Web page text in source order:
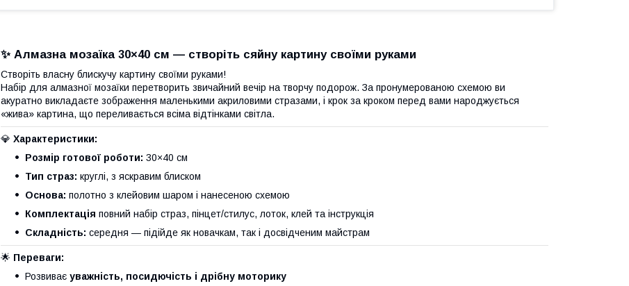
✨ Алмазна мозаїка 30×40 см — створіть сяйну картину своїми руками
Створіть власну блискучу картину своїми руками!
Набір для алмазної мозаїки перетворить звичайний вечір на творчу подорож. За пронумерованою схемою ви
акуратно викладаєте зображення маленькими акриловими стразами, і крок за кроком перед вами народжується
«жива» картина, що переливається всіма відтінками світла.
💎 Характеристики:
Розмір готової роботи: 30×40 см
Тип страз: круглі, з яскравим блиском
Основа: полотно з клейовим шаром і нанесеною схемою
Комплектація повний набір страз, пінцет/стилус, лоток, клей та інструкція
Складність: середня — підійде як новачкам, так і досвідченим майстрам
🌟 Переваги:
Розвиває уважність, посидючість і дрібну моторику